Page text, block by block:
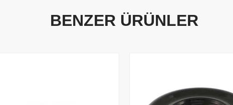
BENZER ÜRÜNLER